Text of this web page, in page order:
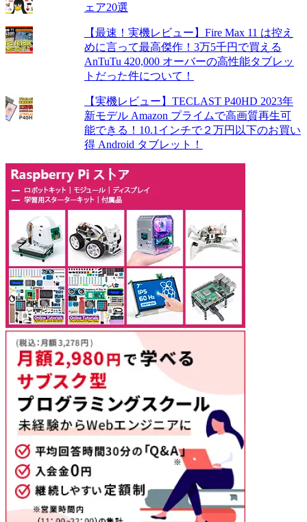
ェア20選
【最速！実機レビュー】Fire Max 11 は控え
めに言って最高傑作！3万5千円で買える
AnTuTu 420,000 オーバーの高性能タブレッ
トだった件について！
【実機レビュー】TECLAST P40HD 2023年
新モデル Amazon プライムで高画質再生可
能できる！10.1インチで２万円以下のお買い
得 Android タブレット！